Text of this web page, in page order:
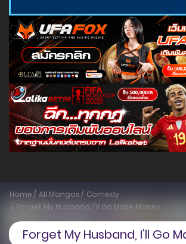
Home All Mangas
Comedy
Forget My Husband, I’ll Go Make Money
Forget My Husband, I’ll Go